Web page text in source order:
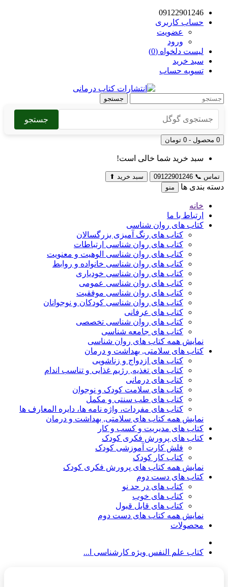
09122901246
حساب کاربری
عضویت
ورود
لیست دلخواه (0)
سبد خرید
تسویه حساب
جستجو
جستجو
0 محصول - 0 تومان
سبد خرید شما خالی است!
تماس 📞
09122901246 سبد خرید ⬆
دسته بندی ها منو
خانه
ارتباط با ما
کتاب های روان شناسی
کتاب های رنگ آمیزی بزرگسالان
کتاب های روان شناسی ارتباطات
کتاب های روان شناسی الوهیت و معنویت
کتاب های روان شناسی خانواده و روابط
کتاب های روان شناسی خودیاری
کتاب های روان شناسی عمومی
کتاب های روان شناسی موفقیت
کتاب های روان شناسی کودکان و نوجوانان
کتاب های عرفانی
کتاب های روان شناسی تخصصی
کتاب های جامعه شناسی
نمایش همه کتاب های روان شناسی
کتاب های سلامتی, بهداشت و درمان
کتاب های ازدواج و زناشویی
کتاب های تغذیه, رژیم غذایی و تناسب اندام
کتاب های درمانی
کتاب های سلامت کودک و نوجوان
کتاب های طب سنتی و مکمل
کتاب های مفردات، واژه نامه ها، دایره المعارف ها
نمایش همه کتاب های سلامتی, بهداشت و درمان
کتاب های مدیریت و کسب و کار
کتاب های پرورش فکری کودک
فلش کارت آموزشی کودک
کتاب کار کودک
نمایش همه کتاب های پرورش فکری کودک
کتاب های دست دوم
کتاب های در حد نو
کتاب های خوب
کتاب های قابل قبول
نمایش همه کتاب های دست دوم
محصولات
کتاب علم النفس ویژه کارشناسی ا...